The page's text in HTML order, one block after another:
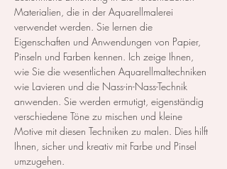
Materialien, die in der Aquarellmalerei
verwendet werden. Sie lernen die
Eigenschaften und Anwendungen von Papier,
Pinseln und Farben kennen. Ich zeige Ihnen,
wie Sie die wesentlichen Aquarellmaltechniken
wie Lavieren und die Nass-in-Nass-Technik
anwenden. Sie werden ermutigt, eigenständig
verschiedene Töne zu mischen und kleine
Motive mit diesen Techniken zu malen. Dies hilft
Ihnen, sicher und kreativ mit Farbe und Pinsel
umzugehen.